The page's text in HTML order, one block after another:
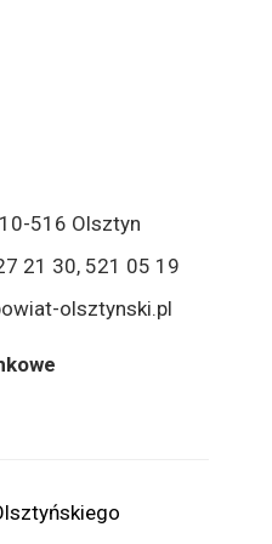
516 Olsztyn
21 30, 521 05 19
olsztynski.pl